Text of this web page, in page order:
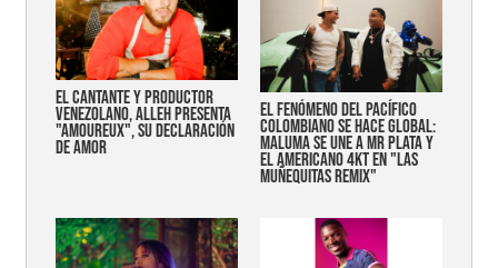
EL CANTANTE Y PRODUCTOR
VENEZOLANO, ALLEH PRESENTA
"AMOUREUX", SU DECLARACIÓN
DE AMOR
EL FENÓMENO DEL PACÍFICO
COLOMBIANO SE HACE GLOBAL:
MALUMA SE UNE A MR PLATA Y
EL AMERICANO 4KT EN "LAS
MUÑEQUITAS REMIX"